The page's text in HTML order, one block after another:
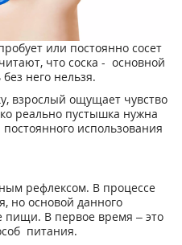
или постоянно сосет
что соска - основной
него нельзя.
взрослый ощущает чувство
реально пустышка нужна
использования
рефлексом. В процессе
но основой данного
пищи. В первое время – это
питания.